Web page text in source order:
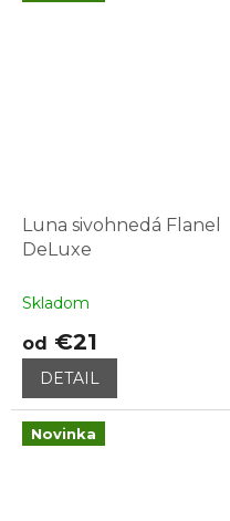
Luna sivohnedá Flanel
DeLuxe
Skladom
od €21
DETAIL
Novinka